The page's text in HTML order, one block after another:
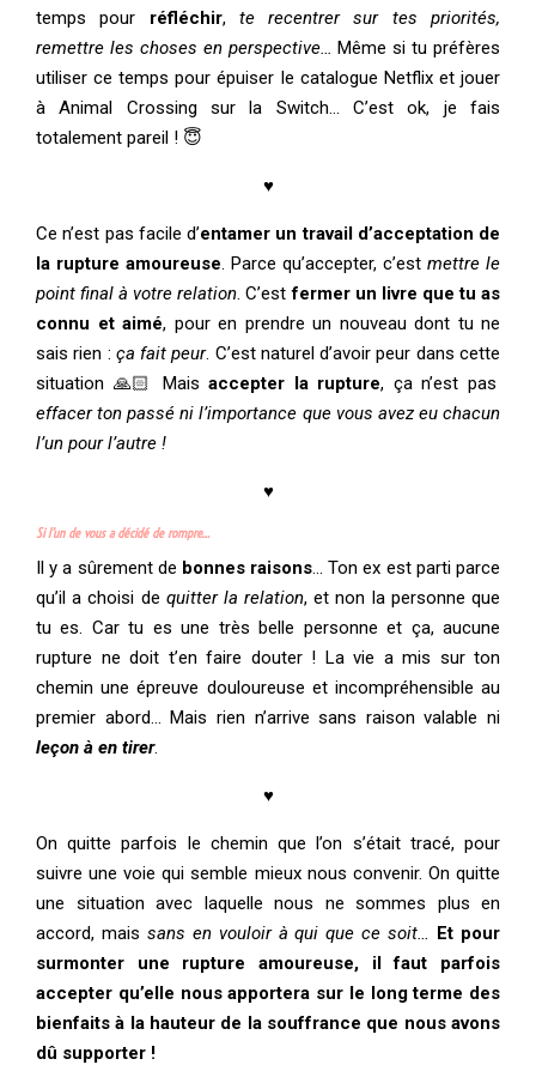
temps pour réfléchir,te recentrer sur tes priorités,
remettre les choses en perspective…Même si tu préfères
utiliser ce temps pour épuiser le catalogue Netflix et jouer
à Animal Crossing sur la Switch… C’est ok, je fais
totalement pareil ! 😇
♥
Ce n’est pas facile d’entamer un travail d’acceptation de
la rupture amoureuse. Parce qu’accepter, c’est mettre le
point final à votre relation. C’estfermer un livre que tu as
connu et aimé, pour en prendre un nouveau dont tu ne
sais rien : ça fait peur. C’est naturel d’avoir peur dans cette
situation 🙏🏻 Mais accepter la rupture, ça n’est pas
effacer ton passé ni l’importance que vous avez eu chacun
l’un pour l’autre !
♥
Si l’un de vous a décidé de rompre…
Il y a sûrement de bonnes raisons… Ton ex est parti parce
qu’il a choisi de quitter la relation, et non la personne que
tu es. Car tu es une très belle personne et ça, aucune
rupture ne doit t’en faire douter ! La vie a mis sur ton
chemin une épreuve douloureuse et incompréhensible au
premier abord… Mais rien n’arrive sans raison valable ni
leçon à en tirer.
♥
On quitte parfois le chemin que l’on s’était tracé, pour
suivre une voie qui semble mieux nous convenir. On quitte
une situation avec laquelle nous ne sommes plus en
accord, mais sans en vouloir à qui que ce soit… Et pour
surmonter une rupture amoureuse, il faut parfois
accepter qu’elle nous apportera sur le long terme des
bienfaits à la hauteur de la souffrance que nous avons
dû supporter !